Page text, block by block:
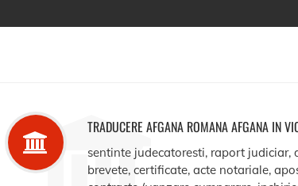
TRADUCERE AFGANA ROMANA AFGANA IN
sentinte judecatoresti, raport judiciar,
brevete, certificate, acte notariale,